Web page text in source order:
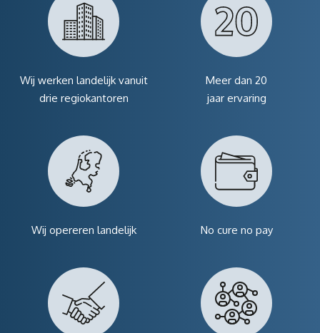
Wij werken landelijk vanuit
drie regiokantoren
Meer dan 20
jaar ervaring
Wij opereren landelijk No cure no pay